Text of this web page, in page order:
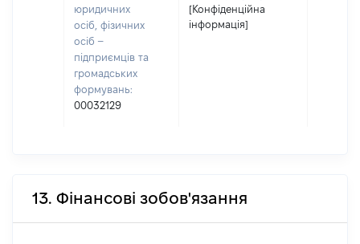
юридичних
осіб, фізичних
осіб –
підприємців та
громадських
формувань:
00032129
[Конфіденційна
інформація]
13. Фінансові зобов'язання